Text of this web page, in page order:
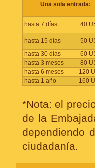
Una sola entrada:
hasta 7 días 40
hasta 15 días
50
hasta 30 días
60
hasta 3 meses
80
hasta 6 meses
120
hasta 1 año
160
*Nota: el
de la
dependiendo
ciudadanía.